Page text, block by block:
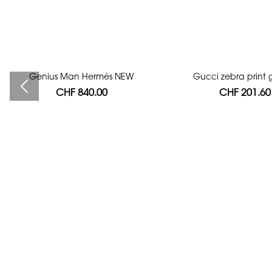
Bag authentication
CHF 112.00
Genius Man Hermès NEW
CHF 840.00
Gucci zebra print
CHF 201.60